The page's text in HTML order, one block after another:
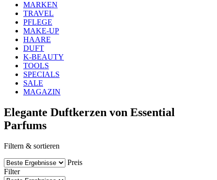
MARKEN
TRAVEL
PFLEGE
MAKE-UP
HAARE
DUFT
K-BEAUTY
TOOLS
SPECIALS
SALE
MAGAZIN
Elegante Duftkerzen von Essential
Parfums
Filtern & sortieren
Preis
Filter